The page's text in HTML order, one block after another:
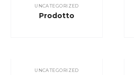
UNCATEGORIZED
Prodotto
UNCATEGORIZED